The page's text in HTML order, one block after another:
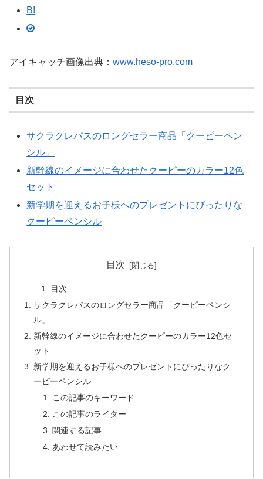
B!
アイキャッチ画像出典： www.heso-pro.com
目次
サクラクレパスのロングセラー商品「クーピーペン
シル」
新幹線のイメージに合わせたクーピーのカラー12色
セット
新学期を迎えるお子様へのプレゼントにぴったりな
クーピーペンシル
目次
目次
サクラクレパスのロングセラー商品「クーピーペンシ
ル」
新幹線のイメージに合わせたクーピーのカラー12色セ
ット
新学期を迎えるお子様へのプレゼントにぴったりなク
ーピーペンシル
この記事のキーワード
この記事のライター
関連する記事
あわせて読みたい